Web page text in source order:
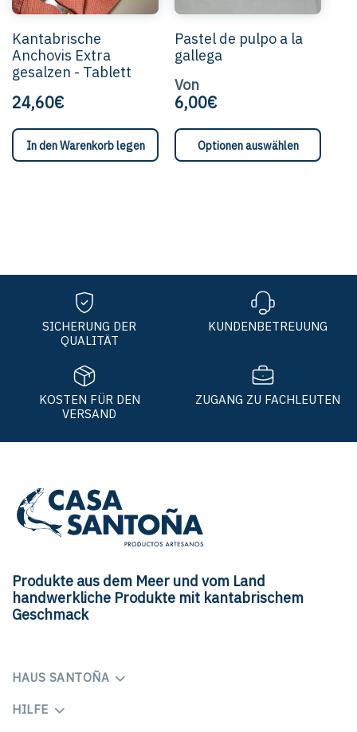
Kantabrische
Anchovis Extra
gesalzen - Tablett
24,60€
In den Warenkorb legen
auf
Pastel de pulpo a la
gallega
Von
6,00€
Optionen auswählenDieses
Produkt
auf
SICHERUNG DER
QUALITÄT
KUNDENBETREUUNG
KOSTEN FÜR DEN
VERSAND
ZUGANG ZU FACHLEUTEN
Produkte aus dem Meer und vom Land
handwerkliche Produkte mit kantabrischem
Geschmack
HAUS SANTOÑA
HILFE